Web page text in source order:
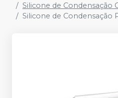
Silicone de Condensação
Silicone de Condensação